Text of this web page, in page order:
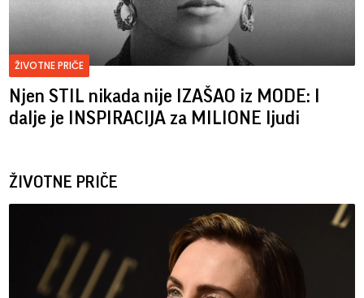
ŽIVOTNE PRIČE
Njen STIL nikada nije IZAŠAO iz MODE: I
dalje je INSPIRACIJA za MILIONE ljudi
ŽIVOTNE PRIČE